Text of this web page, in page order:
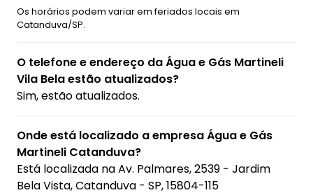
Os horários podem variar em feriados locais em
Catanduva/SP.
O telefone e endereço da Água e Gás Martineli
Vila Bela estão atualizados?
Sim, estão atualizados.
Onde está localizado a empresa Água e Gás
Martineli Catanduva?
Está localizada naAv. Palmares, 2539 - Jardim
Bela Vista, Catanduva - SP, 15804-115